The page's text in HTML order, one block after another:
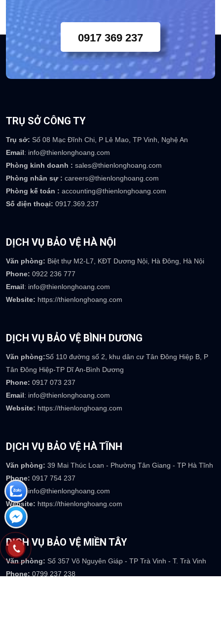
0917 369 237
TRỤ SỞ CÔNG TY
Trụ sở: Số 08 Mạc Đĩnh Chi, P Lê Mao, TP Vinh, Nghệ An
Email: info@thienlonghoang.com
Phòng kinh doanh : sales@thienlonghoang.com
Phòng nhân sự : careers@thienlonghoang.com
Phòng kế toán : accounting@thienlonghoang.com
Số điện thoại: 0917.369.237
DỊCH VỤ BẢO VỆ HÀ NỘI
Văn phòng: Biệt thự M2-L7, KĐT Dương Nội, Hà Đông, Hà Nội
Phone: 0922 236 777
Email: info@thienlonghoang.com
Website: https://thienlonghoang.com
DỊCH VỤ BẢO VỆ BÌNH DƯƠNG
Văn phòng:Số 110 đường số 2, khu dân cư Tân Đông Hiệp B, P
Tân Đông Hiệp-TP Dĩ An-Bình Dương
Phone: 0917 073 237
Email: info@thienlonghoang.com
Website: https://thienlonghoang.com
DỊCH VỤ BẢO VỆ HÀ TĨNH
Văn phòng: 39 Mai Thúc Loan - Phường Tân Giang - TP Hà Tĩnh
Phone: 0917 754 237
Email : info@thienlonghoang.com
Website: https://thienlonghoang.com
DỊCH VỤ BẢO VỆ MIỀN TÂY
Văn phòng: Số 357 Võ Nguyên Giáp - TP Trà Vinh - T. Trà Vinh
Phone: 0799 237 238